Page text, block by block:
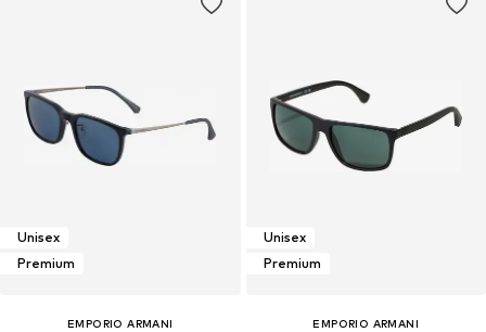
Unisex
Premium
EMPORIO ARMANI
Unisex
Premium
EMPORIO ARMANI